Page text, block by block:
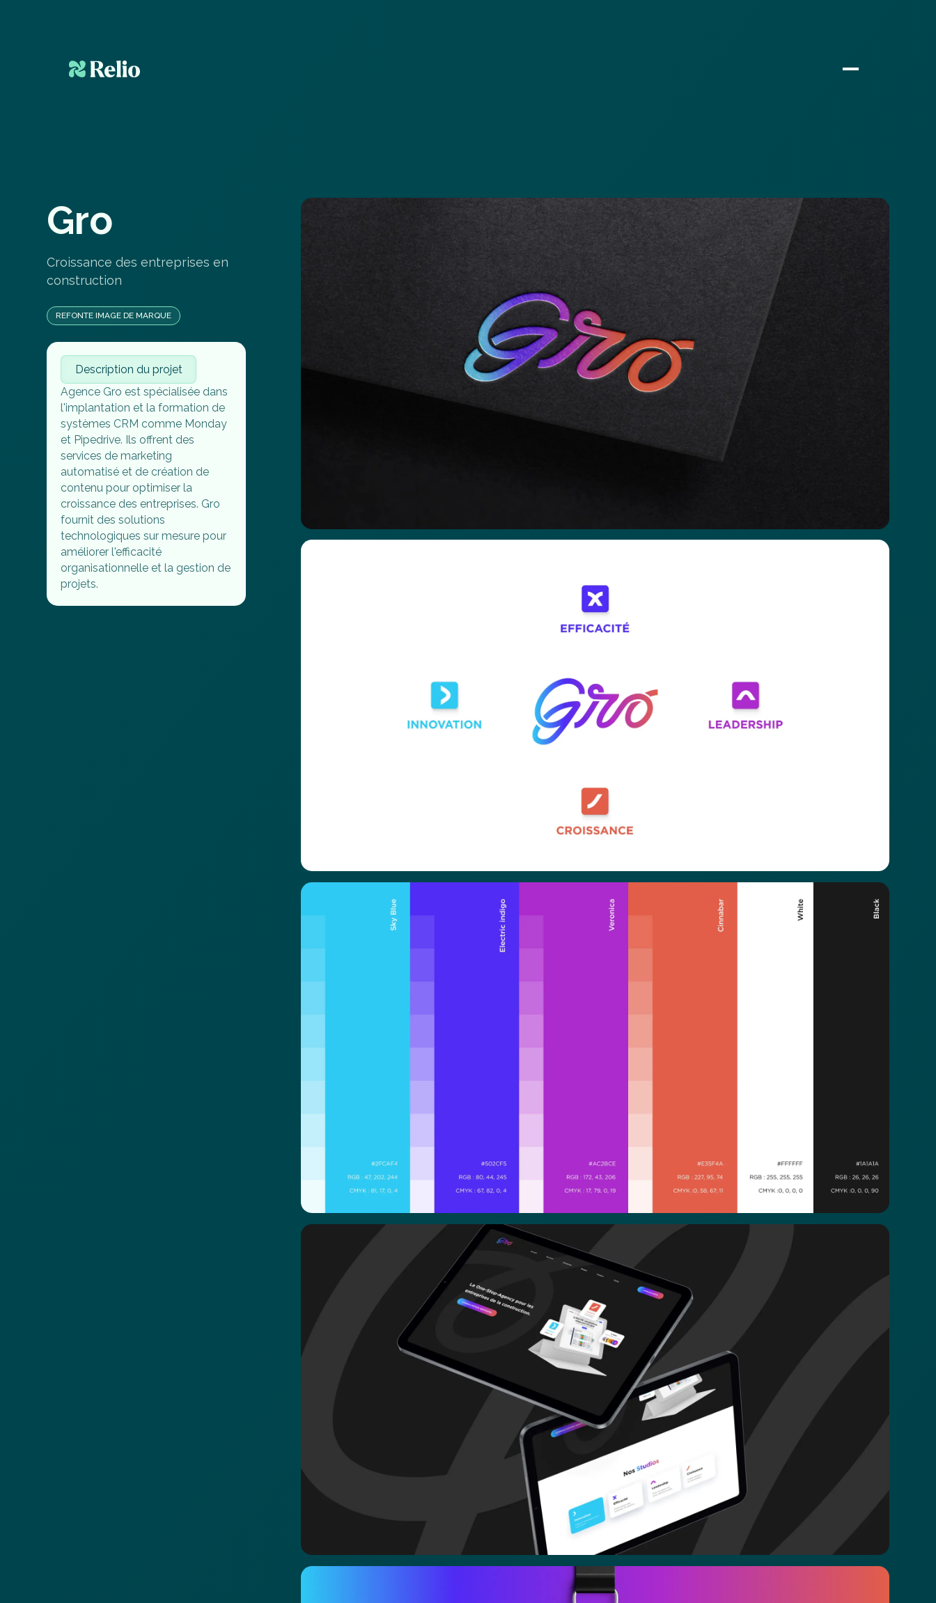
Gro
Croissance des entreprises en
construction
REFONTE IMAGE DE MARQUE
Description du projet
Agence Gro est spécialisée dans
l'implantation et la formation de
systèmes CRM comme Monday
et Pipedrive. Ils offrent des
services de marketing
automatisé et de création de
contenu pour optimiser la
croissance des entreprises. Gro
fournit des solutions
technologiques sur mesure pour
améliorer l'efficacité
organisationnelle et la gestion de
projets.